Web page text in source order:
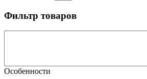
Фильтр товаров
Особенности